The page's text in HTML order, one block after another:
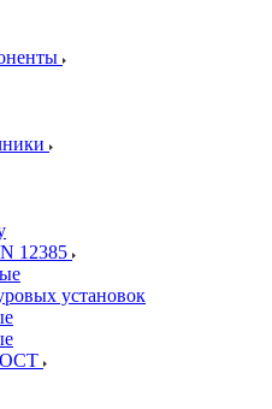
12385
установок